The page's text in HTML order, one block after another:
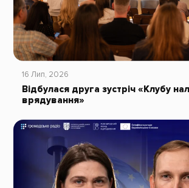
16 Лип, 2026
Відбулася друга зустріч «Клубу
врядування»